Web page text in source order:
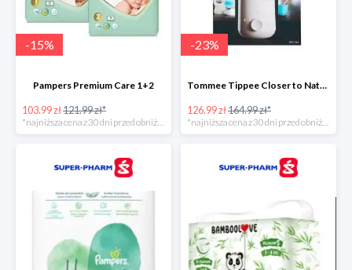
-15%
Pampers Premium Care 1+2
103.99 zł121.99 zł*
*najniższa cena z 30 dni przed obniżką
-23%
Tommee Tippee Closer to Nature - elektryczny podgrzewacz butelek i pokarmu
126.99 zł164.99 zł*
*najniższa cena z 30 dni przed obniżką